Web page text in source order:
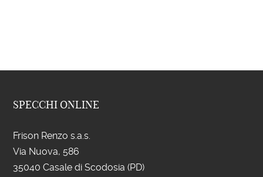
SPECCHI ONLINE
Frison Renzo s.a.s.
Via Nuova, 586
35040 Casale di Scodosia (PD)